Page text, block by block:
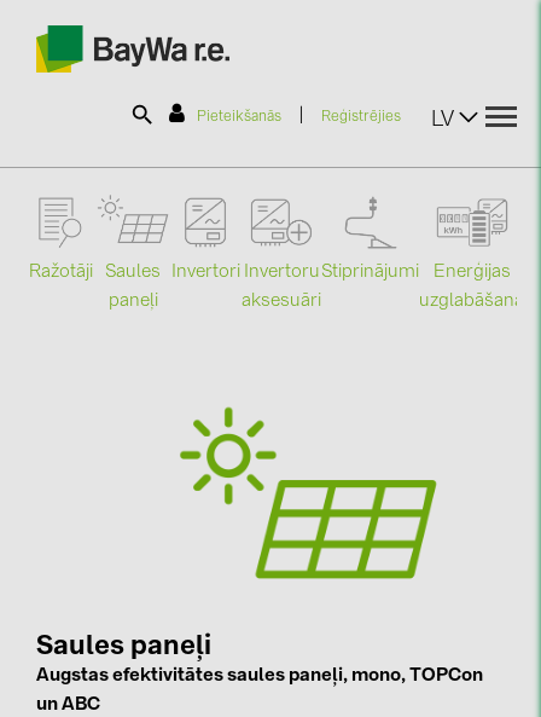
Pieteikšanās Reģistrējies LV
SOLAR-PLANIT
KATEGORIJAS
Saules paneļi (19)
Ražotāji
Saules
paneļi
Invertori Invertoru
aksesuāri
Stiprinājumi
Enerģijas
uzglabāšana
Saules paneļi
Augstas efektivitātes saules paneļi, mono, TOPCon
un ABC